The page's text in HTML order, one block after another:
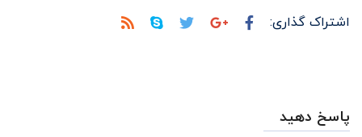
اشتراک گذاری:
پاسخ دهید